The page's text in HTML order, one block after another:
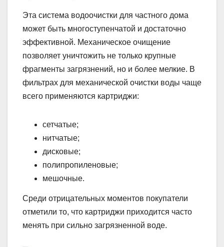
Эта система водоочистки для частного дома
может быть многоступенчатой и достаточно
эффективной. Механическое очищение
позволяет уничтожить не только крупные
фрагменты загрязнений, но и более мелкие. В
фильтрах для механической очистки воды чаще
всего применяются картриджи:
сетчатые;
нитчатые;
дисковые;
полипропиленовые;
мешочные.
Среди отрицательных моментов покупатели
отметили то, что картриджи приходится часто
менять при сильно загрязненной воде.